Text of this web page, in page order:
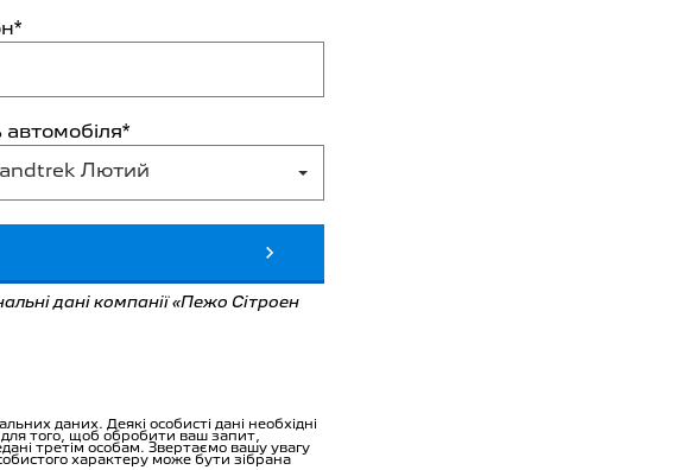
Лютий
дані компанії «Пежо Сітроен
даних. Деякі особисті дані необхідні
для того, щоб обробити ваш запит,
третім особам. Звертаємо вашу увагу
характеру може бути зібрана